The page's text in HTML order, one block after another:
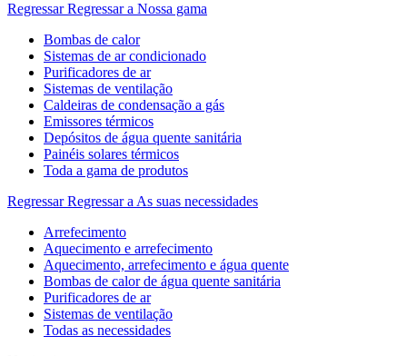
Regressar Regressar a Nossa gama
Bombas de calor
Sistemas de ar condicionado
Purificadores de ar
Sistemas de ventilação
Caldeiras de condensação a gás
Emissores térmicos
Depósitos de água quente sanitária
Painéis solares térmicos
Toda a gama de produtos
Regressar Regressar a As suas necessidades
Arrefecimento
Aquecimento e arrefecimento
Aquecimento, arrefecimento e água quente
Bombas de calor de água quente sanitária
Purificadores de ar
Sistemas de ventilação
Todas as necessidades